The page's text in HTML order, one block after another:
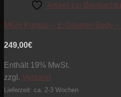
Artikel zur
MGH Korpus – E-Gitarren Body –
249,00€
Enthält 19% MwSt.
zzgl. Versand
Lieferzeit: ca. 2-3 Wochen